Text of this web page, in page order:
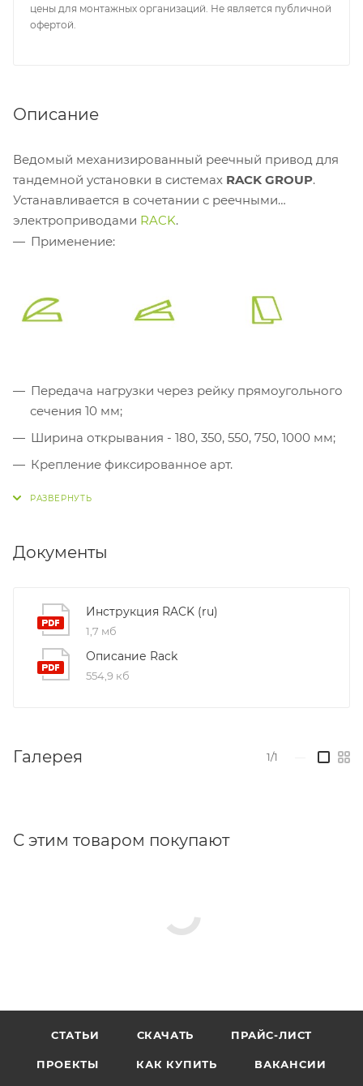
цены для монтажных организаций. Не является публичной
офертой.
Описание
Ведомый механизированный реечный привод для
тандемной установки в системах RACK GROUP.
Устанавливается в сочетании с реечными
электроприводами RACK.
Применение:
Передача нагрузки через рейку прямоугольного
сечения 10 мм;
Ширина открывания - 180, 350, 550, 750, 1000 мм;
Крепление фиксированное арт.
общим усилием 650N (230Vac) и 750N (24Vdc) -
соединительный шток и крепления.
Документы
Инструкция RACK (ru)
1,7 мб
Описание Rack
554,9 кб
Галерея 1/1
С этим товаром покупают
СТАТЬИ СКАЧАТЬ ПРАЙС-ЛИСТ
ПРОЕКТЫ КАК КУПИТЬ ВАКАНСИИ